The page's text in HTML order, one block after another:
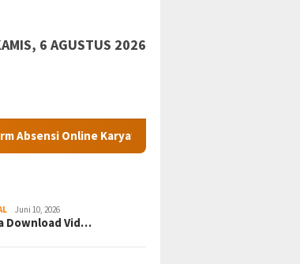
6 AGUSTUS 2026
Online Karyawan.
Juni 10, 2026
Download Vid…